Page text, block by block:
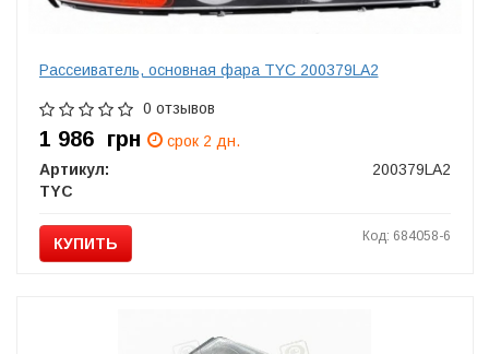
Рассеиватель, основная фара TYC 200379LA2
0 отзывов
1 986 грн
срок 2 дн.
Артикул:
200379LA2
TYC
КУПИТЬ Код: 684058-6